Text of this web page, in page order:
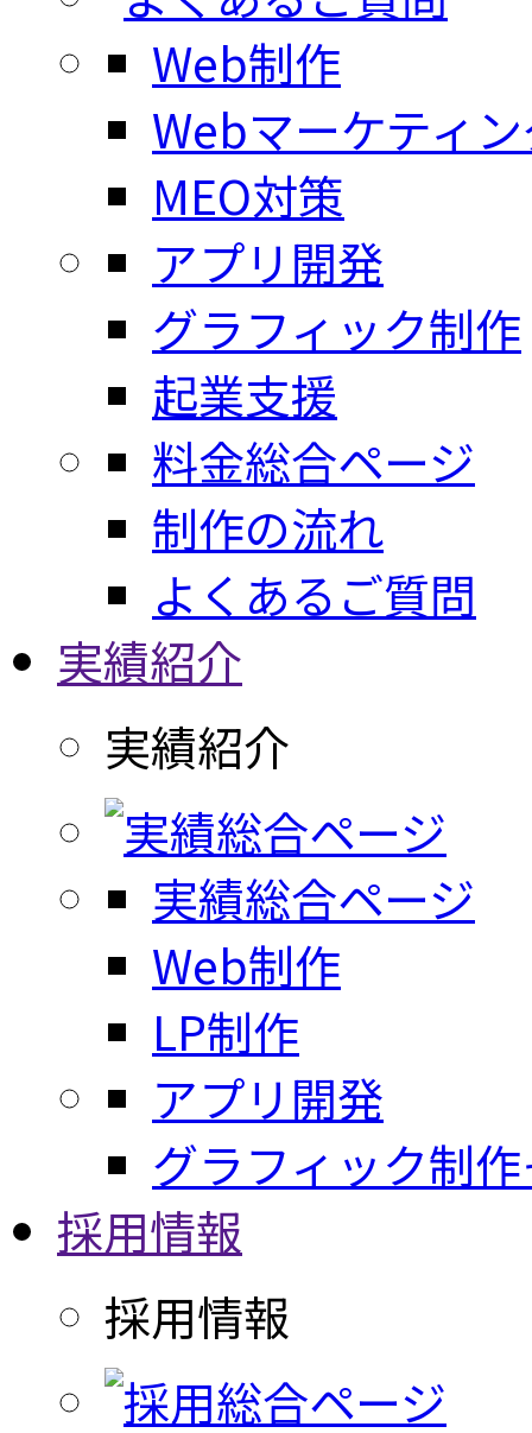
Web制作
Webマーケティ
MEO対策
アプリ開発
グラフィック制作
起業支援
料金総合ページ
制作の流れ
よくあるご質問
実績紹介
実績紹介
実績総合ページ
Web制作
LP制作
アプリ開発
グラフィック制
採用情報
採用情報